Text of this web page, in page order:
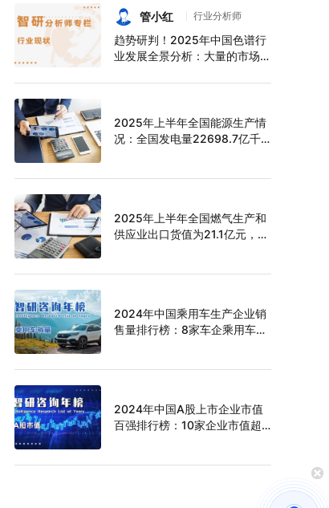
达6124万平方米[图]
管小红 行业分析师
趋势研判！2025年中国色谱行
业发展全景分析：大量的市场需
规模不断扩大，进口替代趋势明
2025年上半年全国能源生产情
况：全国发电量22698.7亿千
2025年上半年全国燃气生产和
供应业出口货值为21.1亿元，累
2024年中国乘用车生产企业销
售量排行榜：8家车企乘用车销
2024年中国A股上市企业市值
百强排行榜：10家企业市值超